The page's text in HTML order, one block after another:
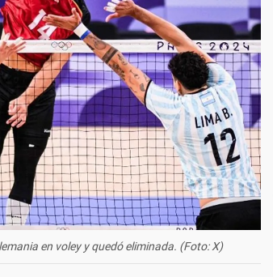
en voley y quedó eliminada. (Foto: X)